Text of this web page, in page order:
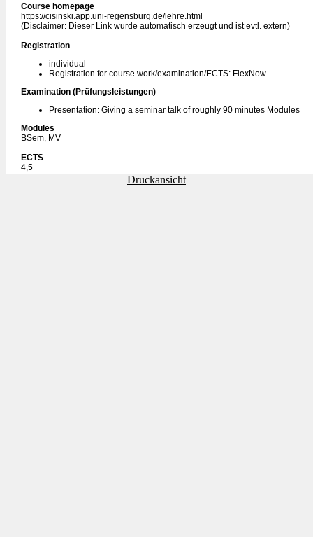
Course homepage
https://cisinski.app.uni-regensburg.de/lehre.html
(Disclaimer: Dieser Link wurde automatisch erzeugt und ist evtl. extern)
Registration
individual
Registration for course work/examination/ECTS: FlexNow
Examination (Prüfungsleistungen)
Presentation: Giving a seminar talk of roughly 90 minutes Modules
Modules
BSem, MV
ECTS
4,5
Druckansicht